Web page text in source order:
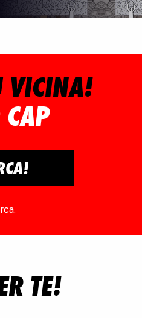
VICINA!
TE!